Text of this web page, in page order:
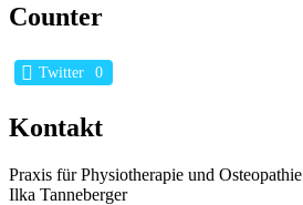
Counter
Twitter 0
Kontakt
Praxis für Physiotherapie und Osteopathie
Ilka Tanneberger